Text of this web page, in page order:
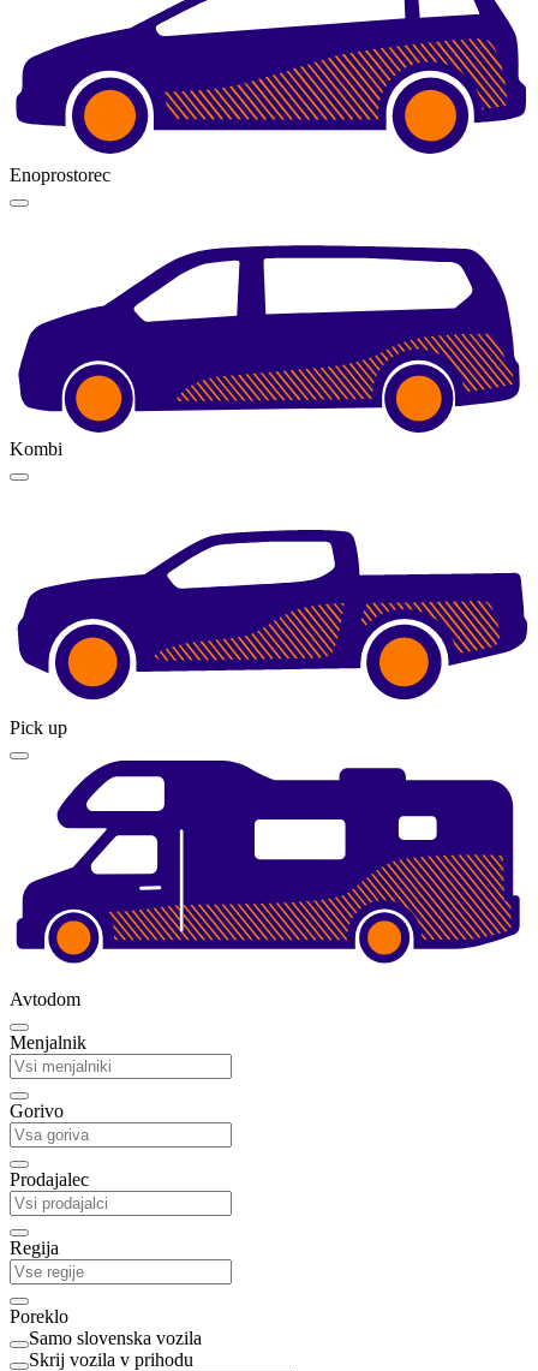
Enoprostorec
Kombi
Pick up
Avtodom
Menjalnik
Gorivo
Prodajalec
Regija
Poreklo
Samo slovenska vozila
Skrij vozila v prihodu